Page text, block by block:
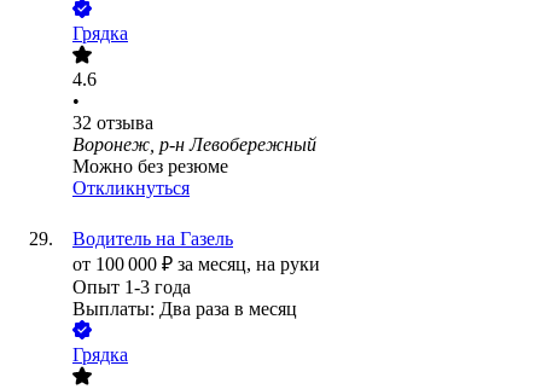
Грядка
4.6
•
32 отзыва
Воронеж, р-н Левобережный
Можно без резюме
Откликнуться
Водитель на Газель
от 100 000 ₽ за месяц, на руки
Опыт 1-3 года
Выплаты: Два раза в месяц
Грядка